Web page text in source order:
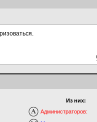
Из них:
Администраторов: